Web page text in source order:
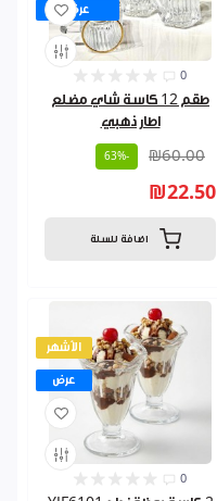
عرض
0
طقم 12 كاسة شاي مضلع
اطار ذهبي
₪60.00
-63%
₪22.50
اضافة للسلة
الأشهر
عرض
0